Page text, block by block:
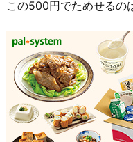
この500円でためせるの